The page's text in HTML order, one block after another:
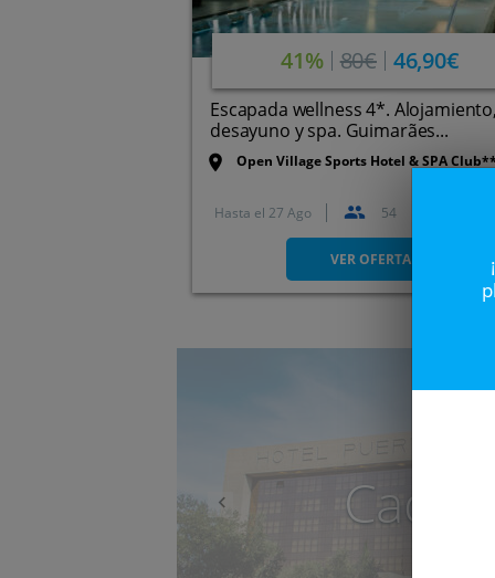
41% 80€ 46,90€
Escapada wellness 4*. Alojamiento,
desayuno y spa. Guimarães...
Open Village Sports Hotel & SPA
Guimarães
Hasta el 27 Ago 54
VER OFERTA